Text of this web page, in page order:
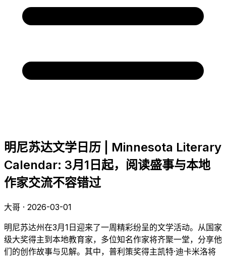
明尼苏达文学日历 | Minnesota Literary
Calendar: 3月1日起，阅读盛事与本地
作家交流不容错过
大哥 · 2026-03-01
明尼苏达州在3月1日迎来了一周精彩纷呈的文学活动。从国家
级大奖得主到本地教育家，多位知名作家将齐聚一堂，分享他
们的创作故事与见解。其中，普利策奖得主凯特·迪卡米洛将